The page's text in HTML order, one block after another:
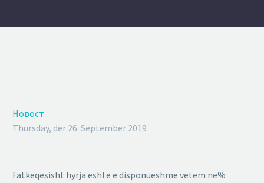
Новост
Thursday, der 26. September 2019
Fatkeqësisht hyrja është e disponueshme vetëm në%